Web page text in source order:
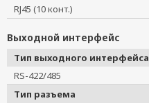
RJ45 (10 конт.)
Выходной интерфейс
Тип выходного интерфейса
RS-422/485
Тип разъема